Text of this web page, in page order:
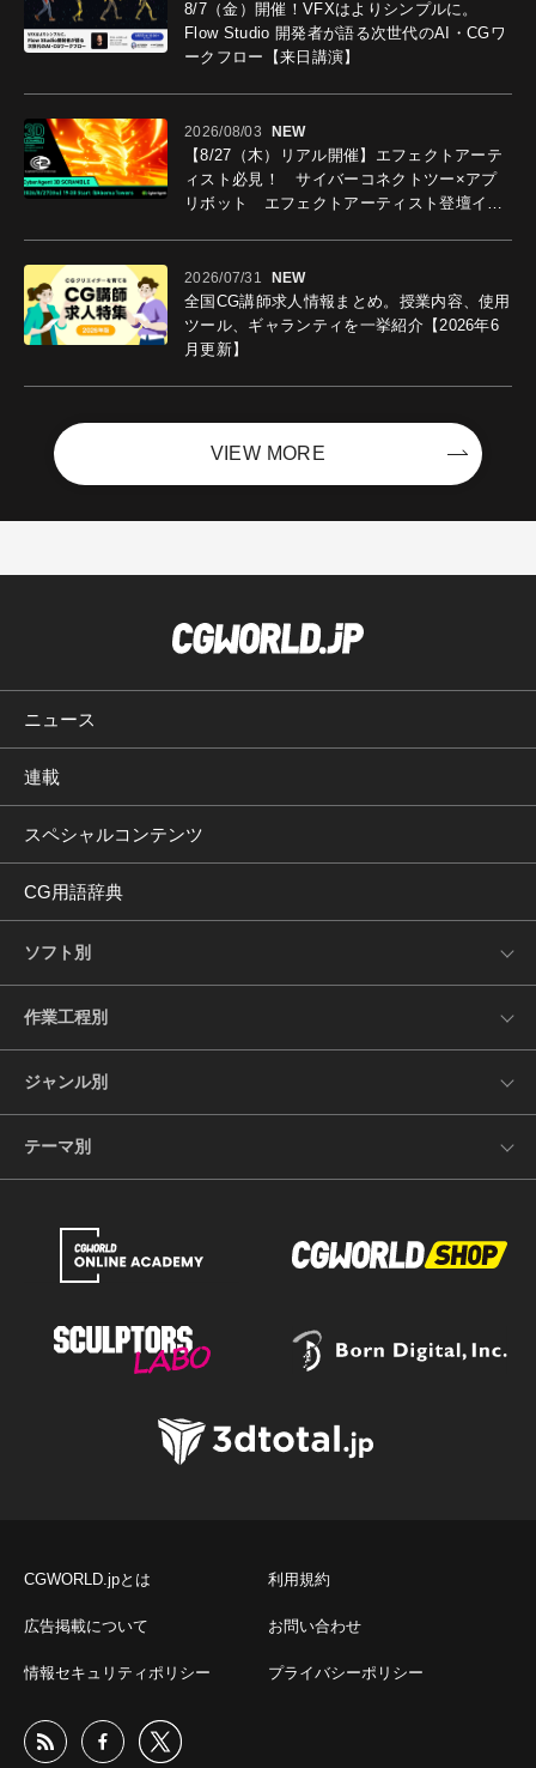
8/7（金）開催！VFXはよりシンプルに。
Flow Studio 開発者が語る次世代のAI・CGワ
ークフロー【来日講演】
2026/08/03 NEW
【8/27（木）リアル開催】エフェクトアーテ
ィスト必見！ サイバーコネクトツー×アプ
リボット エフェクトアーティスト登壇イベ
2026/07/31 NEW
全国CG講師求人情報まとめ。授業内容、使用
ツール、ギャランティを一挙紹介【2026年6
月更新】
VIEW MORE
ニュース
連載
スペシャルコンテンツ
CG用語辞典
ソフト別
作業工程別
ジャンル別
テーマ別
CGWORLD.jpとは 利用規約
広告掲載について お問い合わせ
情報セキュリティポリシー プライバシーポリシー